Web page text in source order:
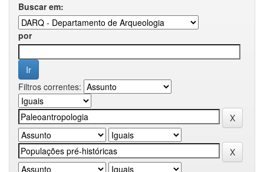
Buscar em:
por
Filtros correntes: